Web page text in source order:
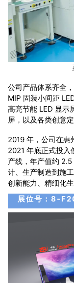
公司产品体系齐全
MIP 固装小间距
高亮节能 LED 显示
屏，以及各类创意
2019 年，公司在惠
2021 年底正式投入
产线，年产值约
计、生产制造到施
创新能力、精细化
展位号：8-